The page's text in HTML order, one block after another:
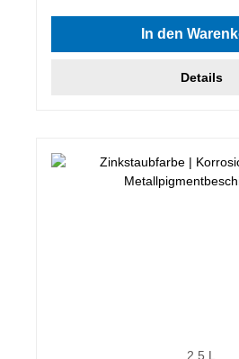
In den
Details
2,5 L